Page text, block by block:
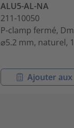
ALU5-AL-NA
211-10050
P-clamp fermé,
⌀5.2 mm, naturel,
Ajouter